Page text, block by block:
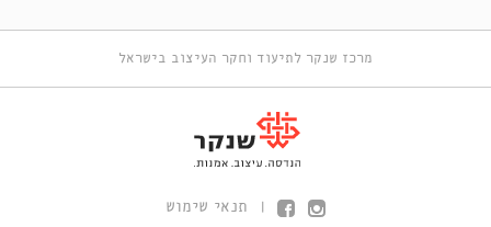
מרכז שנקר לתיעוד וחקר העיצוב בישראל
תנאי שימוש